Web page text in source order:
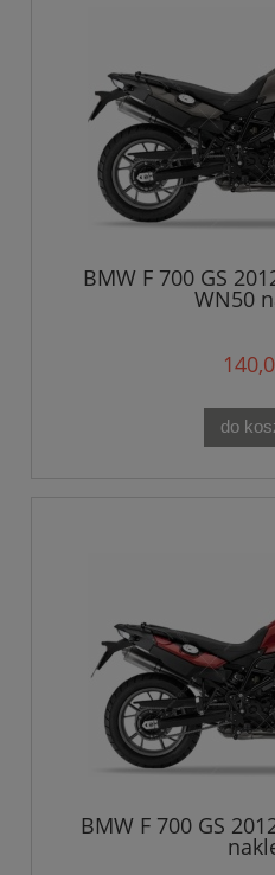
BMW F 700 GS
WN50
do
BMW F 700 GS